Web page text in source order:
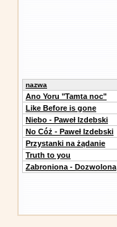
nazwa
Ano Yoru "Tamta noc"
Like Before is gone
Niebo - Paweł Izdebski
No Cóż - Paweł Izdebski
Przystanki na żądanie
Truth to you
Zabroniona - Dozwolona